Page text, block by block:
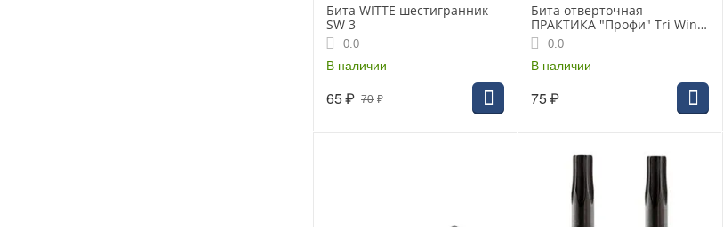
Бита WITTE шестигранник
SW 3
0.0
В наличии
70 ₽
65₽
Бита отверточная
ПРАКТИКА "Профи" Tri Wing
1x25мм, 2x25мм (2шт),
блистер
0.0
В наличии
75₽